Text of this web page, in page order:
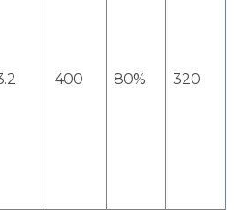
400 80% 320